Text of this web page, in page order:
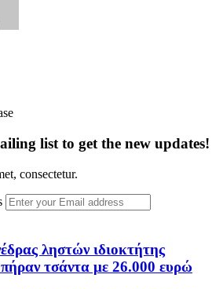
list to get the new updates!
consectetur.
ληστών ιδιοκτήτης
τσάντα με 26.000 ευρώ